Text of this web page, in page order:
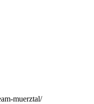
muerztal/